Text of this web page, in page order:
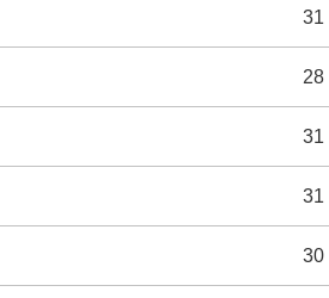
31
28
31
31
30